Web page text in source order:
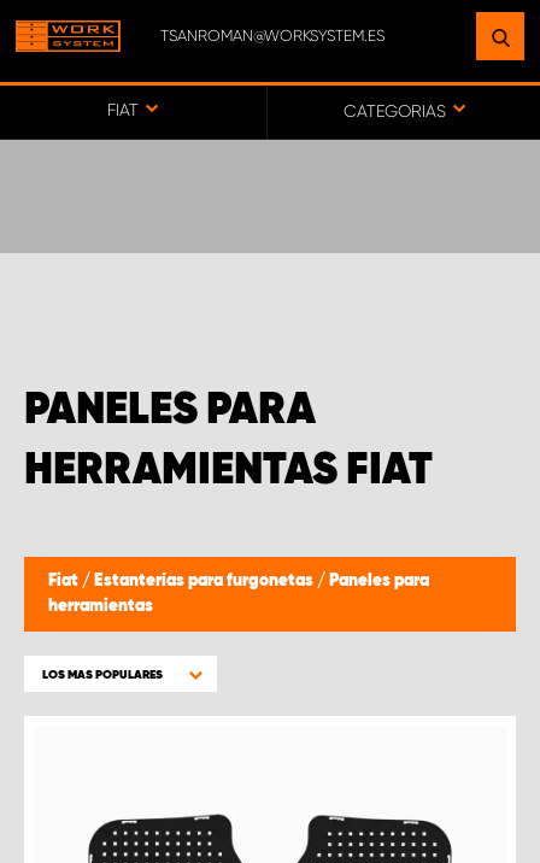
TSANROMAN@WORKSYSTEM.ES
FIAT CATEGORIAS
PANELES PARA
HERRAMIENTAS FIAT
Fiat / Estanterías para furgonetas / Paneles para
herramientas
LOS MAS POPULARES
ENCUENTRE UNA INSTALACIÓN
CERCA DE USTED